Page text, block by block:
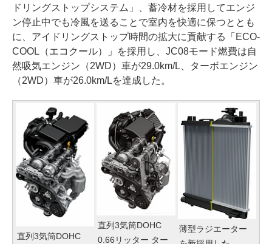
ドリングストップシステム」、蓄冷材を採用してエンジ
ン停止中でも冷風を送ることで室内を快適に保つととも
に、アイドリングストップ時間の拡大に貢献する「ECO-
COOL（エコクール）」を採用し、JC08モード燃費は自
然吸気エンジン（2WD）車が29.0km/L、ターボエンジン
（2WD）車が26.0km/Lを達成した。
直列3気筒DOHC
直列3気筒DOHC
0.66リッター ター
薄型ラジエーター